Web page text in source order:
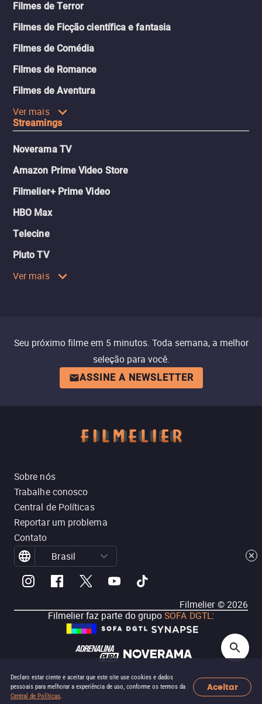
Declaro estar ciente e aceitar que este site use cookies e dados
pessoais para melhorar a experiência de uso, conforme os termos da
Central de Políticas.
Aceitar
Filmes de Terror
Filmes de Ficção científica e fantasia
Filmes de Comédia
Filmes de Romance
Filmes de Aventura
Ver mais
Streamings
Noverama TV
Amazon Prime Video Store
Filmelier+ Prime Video
HBO Max
Telecine
Pluto TV
Ver mais
Seu próximo filme em 5 minutos. Toda semana, a melhor
seleção para você.
ASSINE A NEWSLETTER
Sobre nós
Trabalhe conosco
Central de Políticas
Reportar um problema
Contato
Brasil
Filmelier ©2026
Filmelier faz parte do grupoSOFA DGTL: